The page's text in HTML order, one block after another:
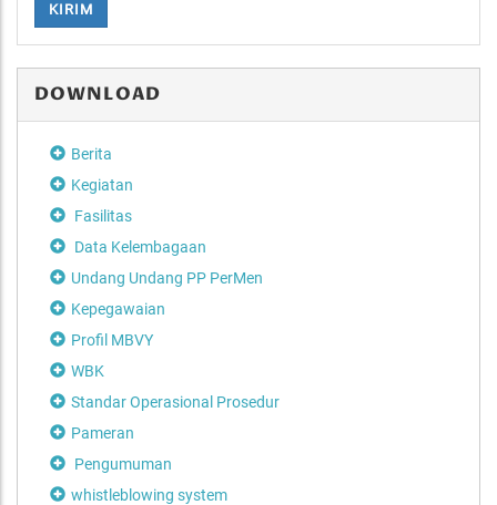
KIRIM
DOWNLOAD
Berita
Kegiatan
Fasilitas
Data Kelembagaan
Undang Undang PP PerMen
Kepegawaian
Profil MBVY
WBK
Standar Operasional Prosedur
Pameran
Pengumuman
whistleblowing system